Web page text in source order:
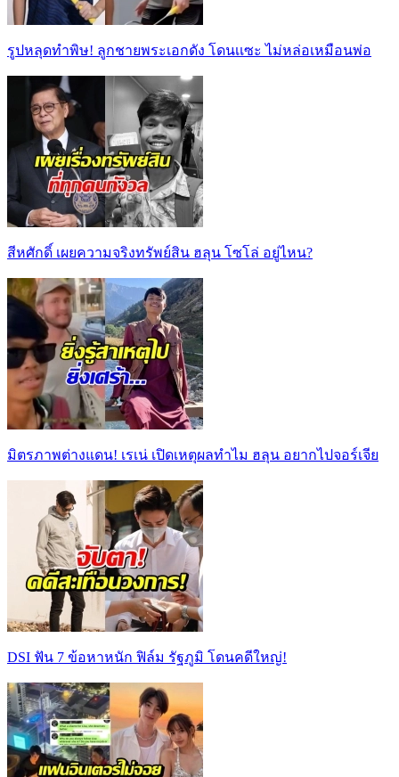
รูปหลุดทำพิษ! ลูกชายพระเอกดัง โดนเเซะ ไม่หล่อเหมือนพ่อ
สีหศักดิ์ เผยความจริงทรัพย์สิน ฮลุน โซโล่ อยู่ไหน?
มิตรภาพต่างแดน! เรเน่ เปิดเหตุผลทำไม ฮลุน อยากไปจอร์เจีย
DSI ฟัน 7 ข้อหาหนัก ฟิล์ม รัฐภูมิ โดนคดีใหญ่!